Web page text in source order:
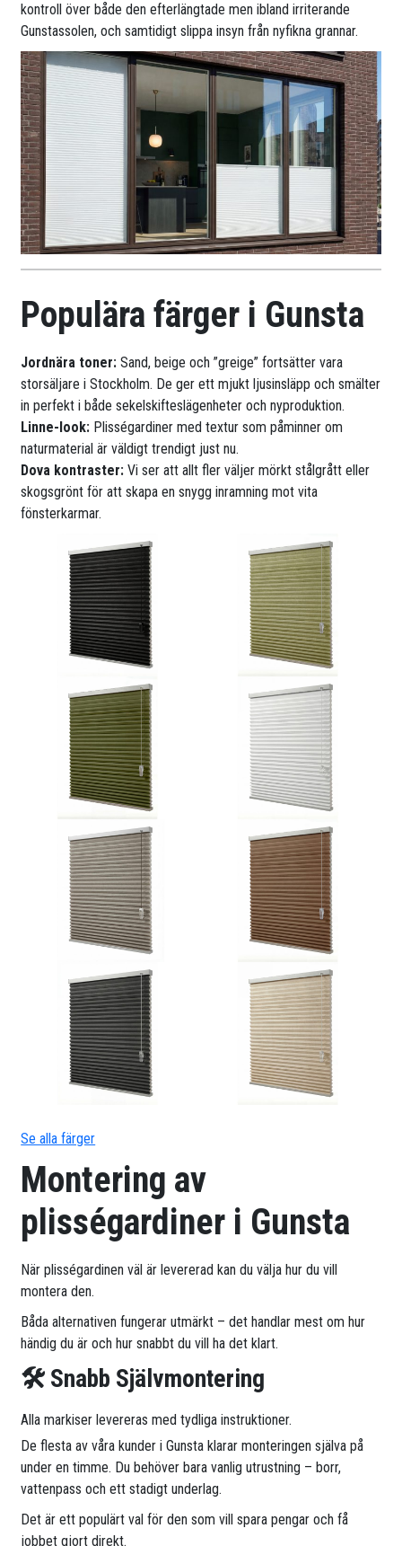
kontroll över både den efterlängtade men ibland irriterande
Gunstassolen, och samtidigt slippa insyn från nyfikna grannar.
Populära färger i Gunsta
Jordnära toner: Sand, beige och ”greige” fortsätter vara
storsäljare i Stockholm. De ger ett mjukt ljusinsläpp och smälter
in perfekt i både sekelskifteslägenheter och nyproduktion.
Linne-look: Plisségardiner med textur som påminner om
naturmaterial är väldigt trendigt just nu.
Dova kontraster: Vi ser att allt fler väljer mörkt stålgrått eller
skogsgrönt för att skapa en snygg inramning mot vita
fönsterkarmar.
Se alla färger
Montering av
plisségardiner i Gunsta
När plisségardinen väl är levererad kan du välja hur du vill
montera den.
Båda alternativen fungerar utmärkt – det handlar mest om hur
händig du är och hur snabbt du vill ha det klart.
🛠 Snabb Självmontering
Alla markiser levereras med tydliga instruktioner.
De flesta av våra kunder i Gunsta klarar monteringen själva på
under en timme. Du behöver bara vanlig utrustning – borr,
vattenpass och ett stadigt underlag.
Det är ett populärt val för den som vill spara pengar och få
jobbet gjort direkt.